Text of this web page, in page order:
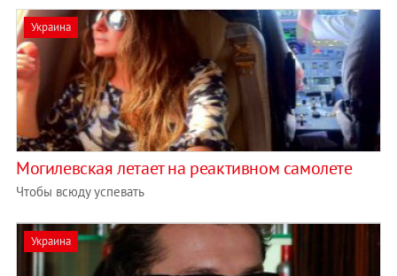
Украина
Могилевская летает на реактивном самолете
Чтобы всюду успевать
Украина